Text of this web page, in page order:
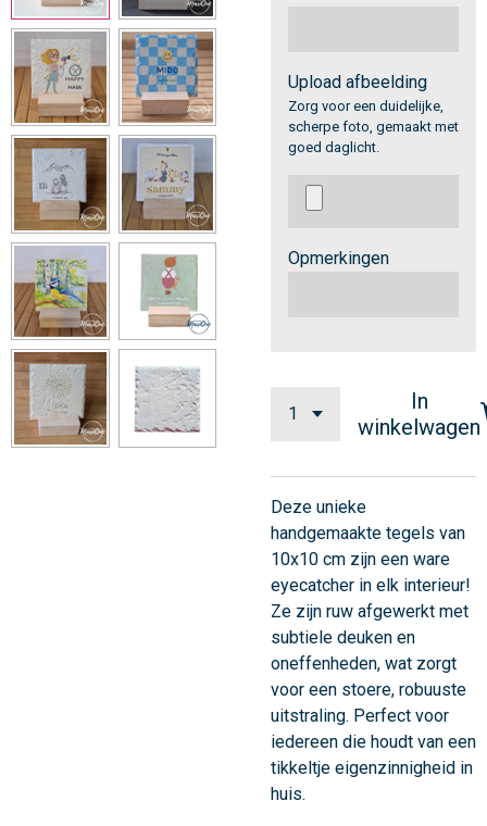
Upload afbeelding
Zorg voor een duidelijke,
scherpe foto, gemaakt met
goed daglicht.
Opmerkingen
In
winkelwagen
Deze unieke
handgemaakte tegels van
10x10 cm zijn een ware
eyecatcher in elk interieur!
Ze zijn ruw afgewerkt met
subtiele deuken en
oneffenheden, wat zorgt
voor een stoere, robuuste
uitstraling. Perfect voor
iedereen die houdt van een
tikkeltje eigenzinnigheid in
huis.